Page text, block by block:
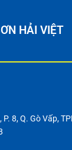
HẢI VIỆT
8, Q. Gò Vấp,